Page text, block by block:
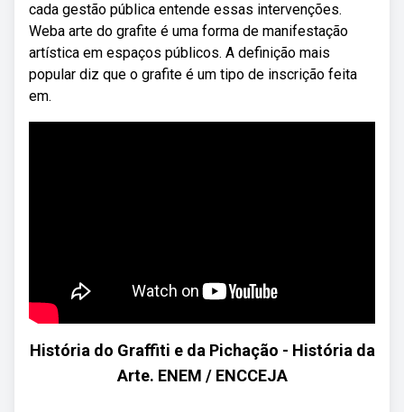
cada gestão pública entende essas intervenções.
Weba arte do grafite é uma forma de manifestação
artística em espaços públicos. A definição mais
popular diz que o grafite é um tipo de inscrição feita
em.
História do Graffiti e da Pichação - História da
Arte. ENEM / ENCCEJA